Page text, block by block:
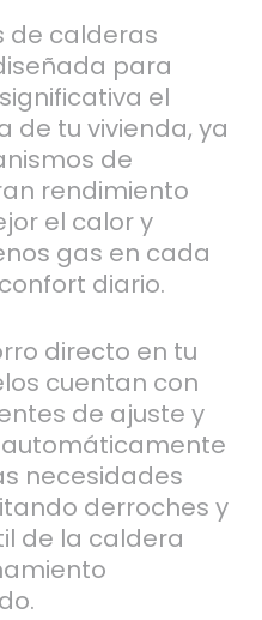
de calderas
para
el
de tu vivienda, ya
de
rendimiento
el calor y
gas en cada
diario.
directo en tu
cuentan con
de ajuste y
necesidades
derroches y
de la caldera